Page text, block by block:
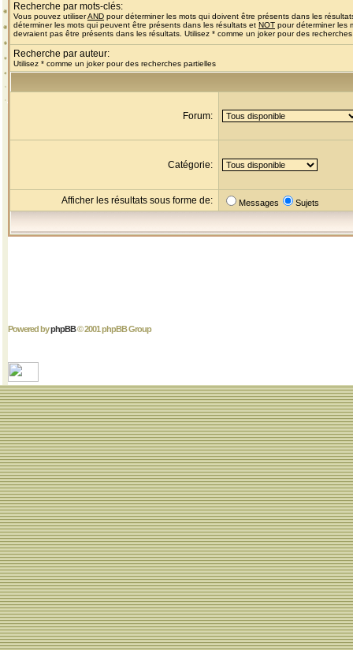
Recherche par mots-clés:
Vous pouvez utiliserAND pour déterminer les mots qui doivent être présents dans les
déterminer les mots qui peuvent être présents dans les résultats et NOT pour déterminer les
devraient pas être présents dans les résultats. Utilisez * comme un joker pour des
Recherche par auteur:
Utilisez * comme un joker pour des recherches partielles
Forum:
Catégorie:
Afficher les résultats sous forme de: Messages Sujets
Powered byphpBB© 2001 phpBB Group